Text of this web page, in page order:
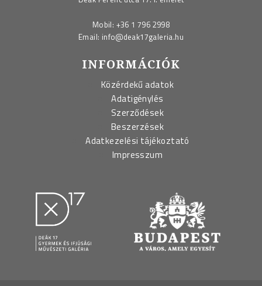
Mobil: +36 1 796 2998
Email: info@deak17galeria.hu
INFORMÁCIÓK
Közérdekű adatok
Adatigénylés
Szerződések
Beszerzések
Adatkezelési tájékoztató
Impresszum